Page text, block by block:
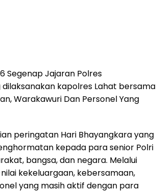
Segenap Jajaran Polres
kapolres Lahat bersama
Warakawuri Dan Personel Yang
peringatan Hari Bhayangkara yang
kepada para senior Polri
bangsa, dan negara. Melalui
kekeluargaan, kebersamaan,
yang masih aktif dengan para